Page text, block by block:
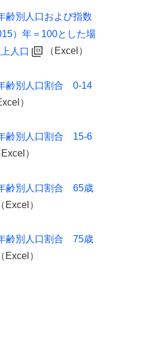
別人口および指数
）年＝100とした場
人口
（Excel）
齢別人口割合 0-14
）
齢別人口割合 15-6
Excel）
齢別人口割合 65歳
（Excel）
齢別人口割合 75歳
（Excel）